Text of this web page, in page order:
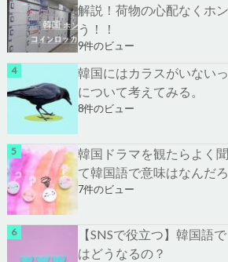
解説！荷物の心配なくホ
う！！
9件のビュー
韓国にはカラスがいない
について考えてみる。
8件のビュー
韓国ドラマを観たらよく
て韓国語で意味はなんだ
7件のビュー
【SNSで役立つ】韓国語
はどうなるの？